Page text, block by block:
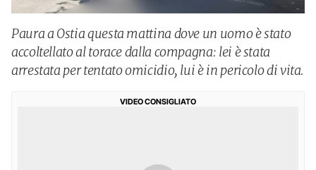
Paura a Ostia questa mattina dove un uomo è stato
accoltellato al torace dalla compagna: lei è stata
arrestata per tentato omicidio, lui è in pericolo di vita.
VIDEO CONSIGLIATO